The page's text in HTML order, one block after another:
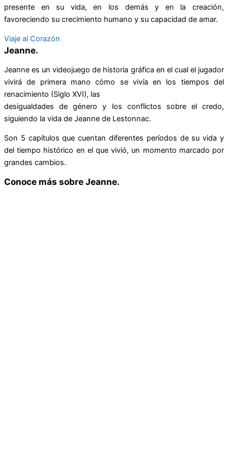
presente en su vida, en los demás y en la creación,
favoreciendo su crecimiento humano y su capacidad de amar.
Viaje al Corazón
Jeanne.
Jeanne es un videojuego de historia gráfica en el cual el jugador
vivirá de primera mano cómo se vivía en los tiempos del
renacimiento (Siglo XVI), las
desigualdades de género y los conflictos sobre el credo,
siguiendo la vida de Jeanne de Lestonnac.
Son 5 capítulos que cuentan diferentes períodos de su vida y
del tiempo histórico en el que vivió, un momento marcado por
grandes cambios.
Conoce más sobre Jeanne.